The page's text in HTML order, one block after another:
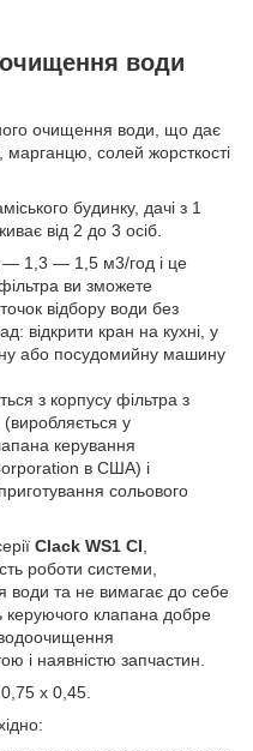
води
очищення води, що дає
марганцю, солей жорсткості
будинку, дачі з 1
від 2 до 3 осіб.
— 1,3 — 1,5 м3/год і це
ви зможете
відбору води без
відкрити кран на кухні, у
або посудомийну машину
з корпусу фільтра з
(виробляється у
керування
в США) і
сольового
Clack WS1 CI,
роботи системи,
води та не вимагає до себе
клапана добре
і наявністю запчастин.
х 0,45.